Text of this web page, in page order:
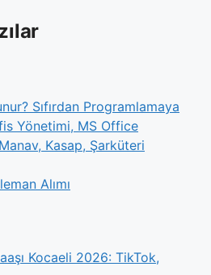
Sıfırdan Programlamaya
Yönetimi, MS Office
Kasap, Şarküteri
Alımı
Kocaeli 2026: TikTok,